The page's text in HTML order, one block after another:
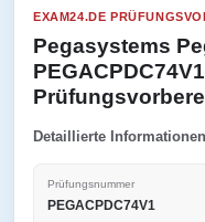
EXAM24.DE
Pegasystems
Detaillierte
Prüfungsnummer
PEGACPDC74V1